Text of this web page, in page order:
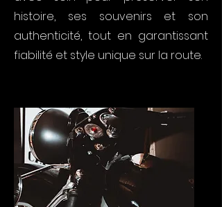
histoire, ses souvenirs et son
authenticité, tout en garantissant
fiabilité et style unique sur la route.